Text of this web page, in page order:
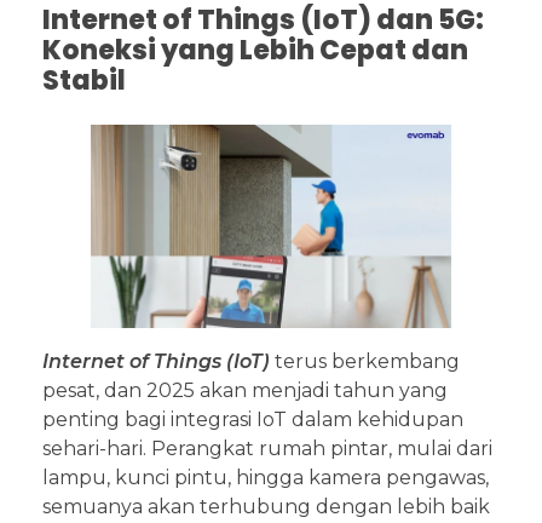
Internet of Things (IoT) dan 5G:
Koneksi yang Lebih Cepat dan
Stabil
Internet of Things (IoT) terus berkembang
pesat, dan 2025 akan menjadi tahun yang
penting bagi integrasi IoT dalam kehidupan
sehari-hari. Perangkat rumah pintar, mulai dari
lampu, kunci pintu, hingga kamera pengawas,
semuanya akan terhubung dengan lebih baik